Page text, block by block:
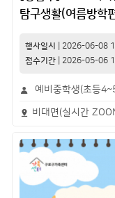
탐구생활(여름방학
행사일시 2026-06-08
접수기간| 2026-05-06
예비중학생(초등
비대면(실시간